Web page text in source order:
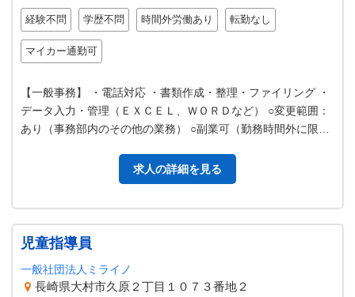
経験不問 学歴不問 時間外労働あり 転勤なし
マイカー通勤可
【一般事務】 ・電話対応 ・書類作成・整理・ファイリング ・
データ入力・管理（ＥＸＣＥＬ、ＷＯＲＤなど） ○変更範囲：
あり（事務部内のその他の業務） ○副業可（勤務時間外に限り
求人の詳細を見る
児童指導員
一般社団法人ミライノ
長崎県大村市久原２丁目１０７３番地２